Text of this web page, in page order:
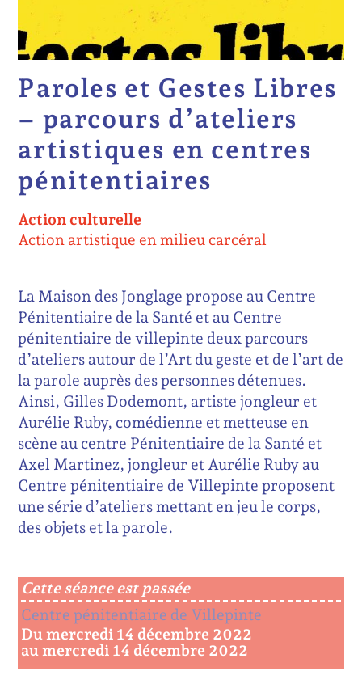
Paroles et Gestes Libres
– parcours d’ateliers
artistiques en centres
pénitentiaires
Action culturelle
Action artistique en milieu carcéral
La Maison des Jonglage propose au Centre
Pénitentiaire de la Santé et au Centre
pénitentiaire de villepinte deux parcours
d’ateliers autour de l’Art du geste et de l’art de
la parole auprès des personnes détenues.
Ainsi, Gilles Dodemont, artiste jongleur et
Aurélie Ruby, comédienne et metteuse en
scène au centre Pénitentiaire de la Santé et
Axel Martinez, jongleur et Aurélie Ruby au
Centre pénitentiaire de Villepinte proposent
une série d’ateliers mettant en jeu le corps,
des objets et la parole.
Cette séance est passée
Centre pénitentiaire de Villepinte
Du mercredi 14 décembre 2022
au mercredi 14 décembre 2022